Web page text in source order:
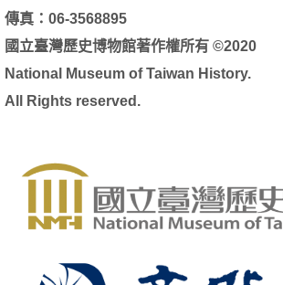
傳真：06-3568895
國立臺灣歷史博物館著作權所有 ©2020
National Museum of Taiwan History.
All Rights reserved.